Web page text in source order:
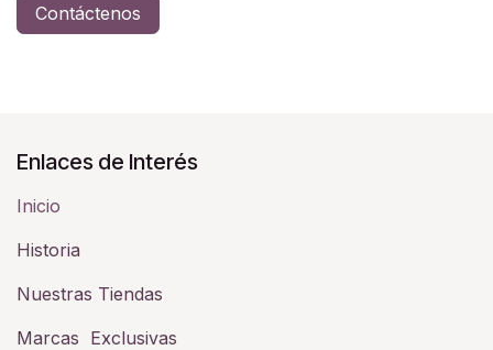
Contáctenos
Enlaces de Interés
Inicio
Historia​
Nuestras Tiendas
Marcas Exclusivas